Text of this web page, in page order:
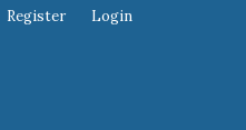
Register Login